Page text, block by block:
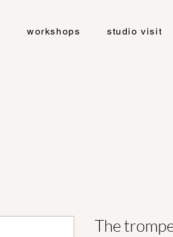
workshops studio visit
The